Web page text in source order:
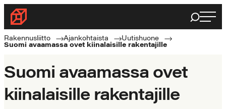
Siirry
suoraan
sisältöön
Rakennusliitto
Rakennusalan
ammattilaisten
Haku
Rakennusliitto Ajankohtaista
Uutishuone
Suomi avaamassa ovet kiinalaisille rakentajille
Suomi avaamassa ovet
kiinalaisille rakentajille